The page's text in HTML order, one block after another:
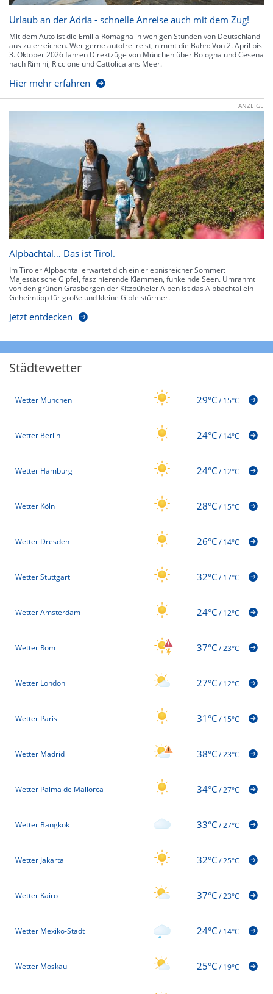
Urlaub an der Adria - schnelle Anreise auch mit dem Zug!
Mit dem Auto ist die Emilia Romagna in wenigen Stunden von Deutschland
aus zu erreichen. Wer gerne autofrei reist, nimmt die Bahn: Von 2. April bis
3. Oktober 2026 fahren Direktzüge von München über Bologna und Cesena
nach Rimini, Riccione und Cattolica ans Meer.
Hier mehr erfahren
ANZEIGE
Alpbachtal… Das ist Tirol.
Im Tiroler Alpbachtal erwartet dich ein erlebnisreicher Sommer:
Majestätische Gipfel, faszinierende Klammen, funkelnde Seen. Umrahmt
von den grünen Grasbergen der Kitzbüheler Alpen ist das Alpbachtal ein
Geheimtipp für große und kleine Gipfelstürmer.
Jetzt entdecken
Städtewetter
Wetter München 29°C/15°C
Wetter Berlin 24°C/14°C
Wetter Hamburg 24°C/12°C
Wetter Köln 28°C/15°C
Wetter Dresden 26°C/14°C
Wetter Stuttgart 32°C/17°C
Wetter Amsterdam 24°C/12°C
Wetter Rom 37°C/23°C
Wetter London 27°C/12°C
Wetter Paris 31°C/15°C
Wetter Madrid 38°C/23°C
Wetter Palma de Mallorca 34°C/27°C
Wetter Bangkok 33°C/27°C
Wetter Jakarta 32°C/25°C
Wetter Kairo 37°C/23°C
Wetter Mexiko-Stadt 24°C/14°C
Wetter Moskau 25°C/19°C